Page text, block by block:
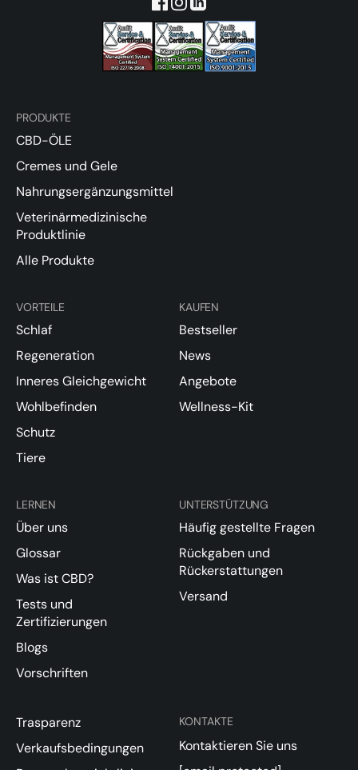
PRODUKTE
CBD-ÖLE
Cremes und Gele
Nahrungsergänzungsmittel
Veterinärmedizinische
Produktlinie
Alle Produkte
VORTEILE
Schlaf
Regeneration
Inneres Gleichgewicht
Wohlbefinden
Schutz
Tiere
KAUFEN
Bestseller
News
Angebote
Wellness-Kit
LERNEN
Über uns
Glossar
Was ist CBD?
Tests und
Zertifizierungen
Blogs
Vorschriften
KONTAKTE
Kontaktieren Sie uns
UNTERSTÜTZUNG
Häufig gestellte Fragen
Rückgaben und
Rückerstattungen
Versand
Trasparenz
Verkaufsbedingungen